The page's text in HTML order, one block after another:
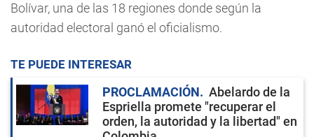
Bolívar, una de las 18 regiones donde según la
autoridad electoral ganó el oficialismo.
TE PUEDE INTERESAR
PROCLAMACIÓN
Abelardo de la
Espriella promete "recuperar el
orden, la autoridad y la libertad" en